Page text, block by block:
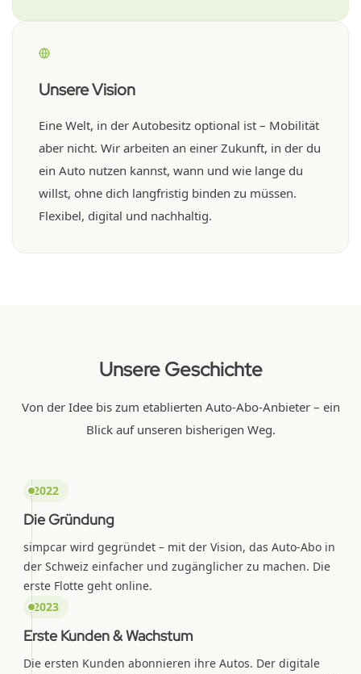
Unsere Vision
Eine Welt, in der Autobesitz optional ist – Mobilität
aber nicht. Wir arbeiten an einer Zukunft, in der du
ein Auto nutzen kannst, wann und wie lange du
willst, ohne dich langfristig binden zu müssen.
Flexibel, digital und nachhaltig.
Unsere Geschichte
Von der Idee bis zum etablierten Auto-Abo-Anbieter – ein
Blick auf unseren bisherigen Weg.
2022
Die Gründung
simpcar wird gegründet – mit der Vision, das Auto-Abo in
der Schweiz einfacher und zugänglicher zu machen. Die
erste Flotte geht online.
2023
Erste Kunden & Wachstum
Die ersten Kunden abonnieren ihre Autos. Der digitale